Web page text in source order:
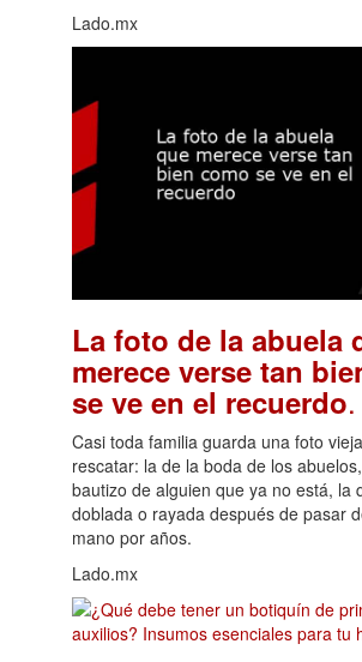
Lado.mx
La foto de la abuela
merece verse tan
se ve en el recuerdo.
Casi toda familia guarda una foto
rescatar: la de la boda de los
bautizo de alguien que ya no está, la
doblada o rayada después de pasar
mano por años.
Lado.mx